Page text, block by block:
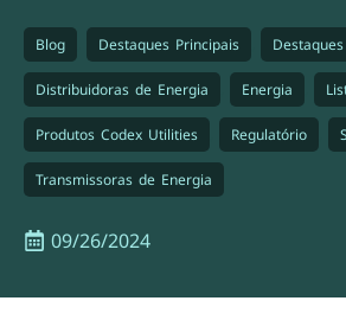
Blog Destaques Principais
Distribuidoras de Energia Energia
Produtos Codex Utilities Regulatório
Transmissoras de Energia
09/26/2024